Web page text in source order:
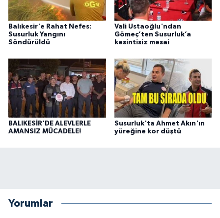
Balıkesir'e Rahat Nefes:
Susurluk Yangını
Söndürüldü
Vali Ustaoğlu'ndan
Gömeç’ten Susurluk’a
kesintisiz mesai
BALIKESİR'DE ALEVLERLE
AMANSIZ MÜCADELE!
Susurluk'ta Ahmet Akın'ın
yüreğine kor düştü
Yorumlar